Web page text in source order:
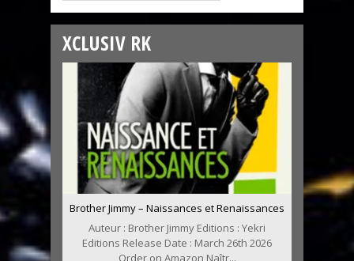
XCLUSIV RK
Brother Jimmy – Naissances et Renaissances
Auteur : Brother Jimmy Editions : Yekri
Editions Release Date : March 26th 2026